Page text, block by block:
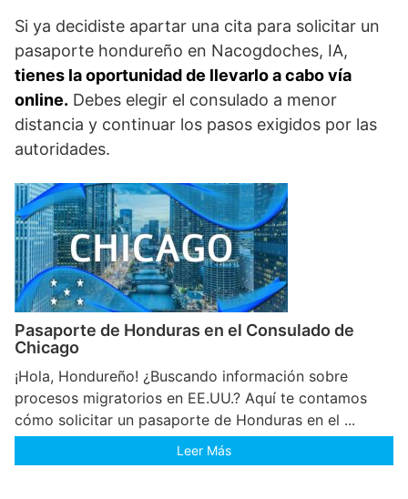
Si ya decidiste apartar una cita para solicitar un
pasaporte hondureño en Nacogdoches, IA,
tienes la oportunidad de llevarlo a cabo vía
online. Debes elegir el consulado a menor
distancia y continuar los pasos exigidos por las
autoridades.
Pasaporte de Honduras en el Consulado de
Chicago
¡Hola, Hondureño! ¿Buscando información sobre
procesos migratorios en EE.UU.? Aquí te contamos
cómo solicitar un pasaporte de Honduras en el ...
Leer Más